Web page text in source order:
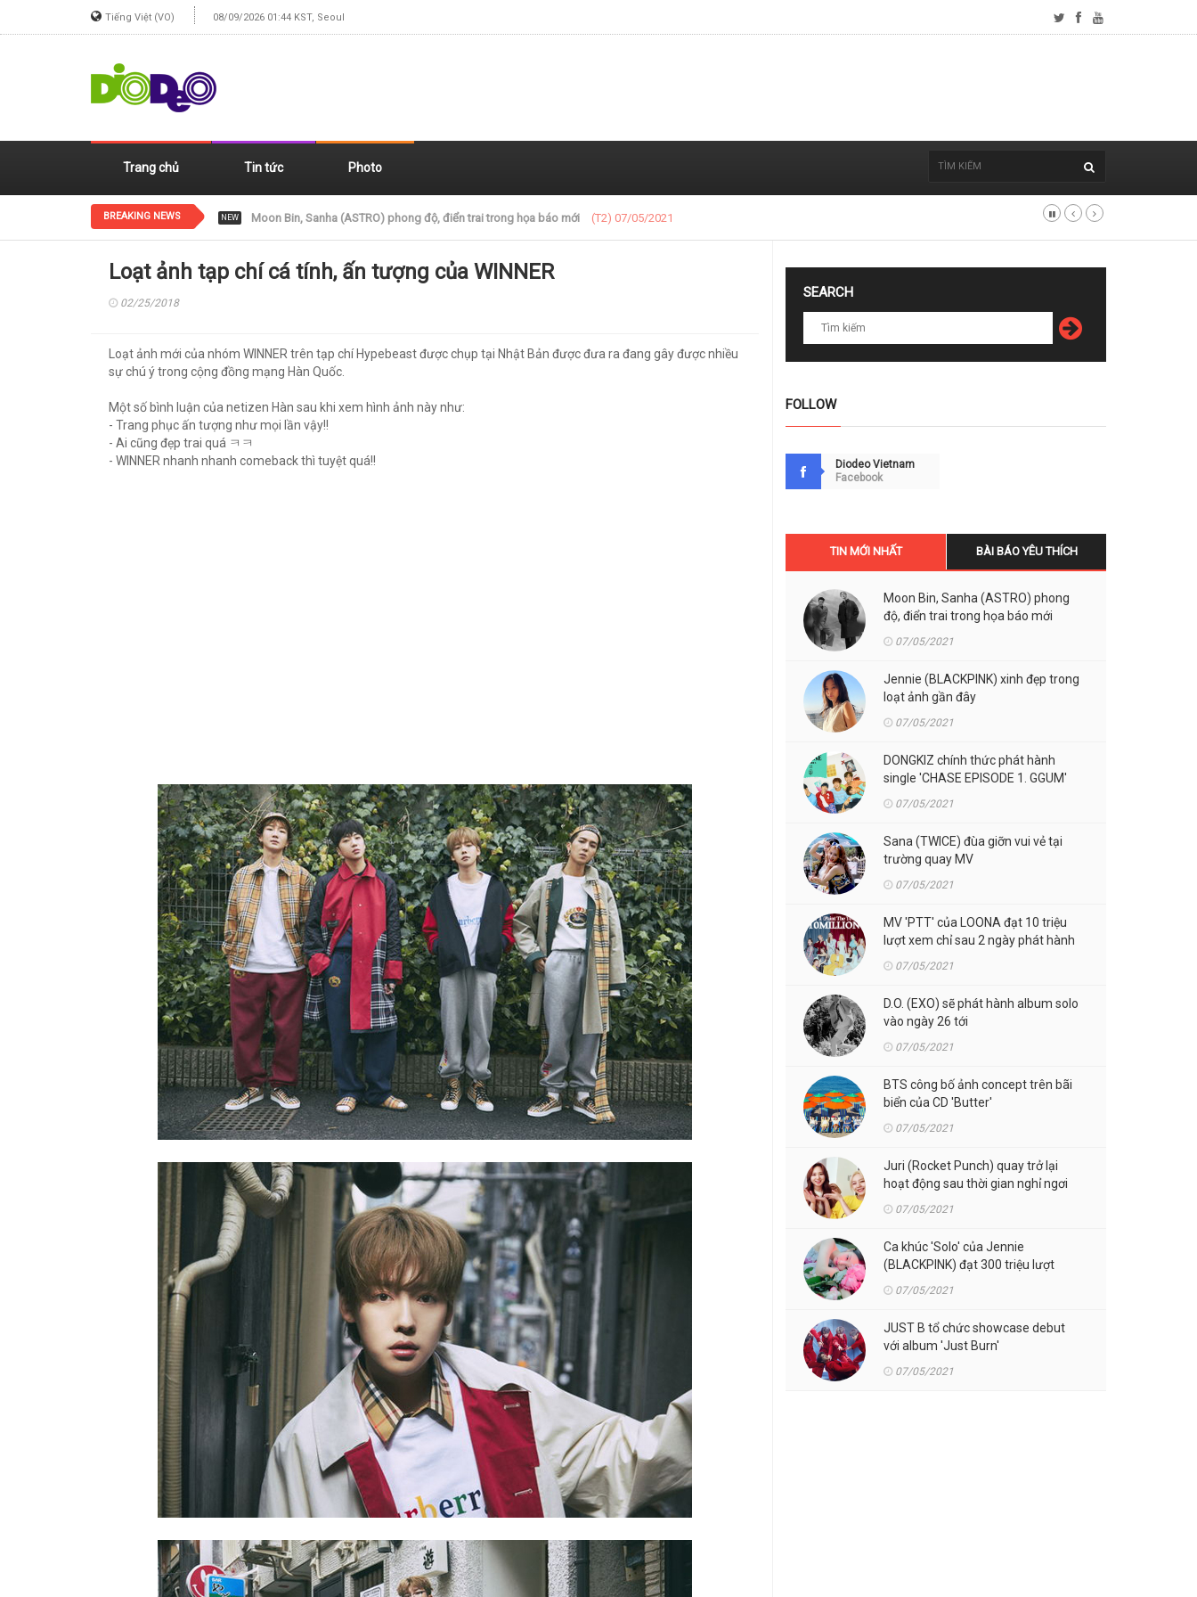
Tiếng Việt (VO) 08/09/2026 01:44 KST, Seoul
Trang chủ Tin tức Photo
BREAKING NEWS NEW Jennie (BLACKPINK) xinh đẹp trong loạt ảnh gần đây (T2) 07/05/2021
Loạt ảnh tạp chí cá tính, ấn tượng của WINNER
02/25/2018
Loạt ảnh mới của nhóm WINNER trên tạp chí Hypebeast được chụp tại Nhật Bản được đưa ra đang gây được nhiều
sự chú ý trong cộng đồng mạng Hàn Quốc.
Một số bình luận của netizen Hàn sau khi xem hình ảnh này như:
- Trang phục ấn tượng như mọi lần vậy!!
- Ai cũng đẹp trai quá ㅋㅋ
- WINNER nhanh nhanh comeback thì tuyệt quá!!
SEARCH
FOLLOW
Diodeo Vietnam
Facebook
TIN MỚI NHẤT BÀI BÁO YÊU THÍCH
Moon Bin, Sanha (ASTRO) phong
độ, điển trai trong họa báo mới
07/05/2021
Jennie (BLACKPINK) xinh đẹp trong
loạt ảnh gần đây
07/05/2021
DONGKIZ chính thức phát hành
single 'CHASE EPISODE 1. GGUM'
07/05/2021
Sana (TWICE) đùa giỡn vui vẻ tại
trường quay MV
07/05/2021
MV 'PTT' của LOONA đạt 10 triệu
lượt xem chỉ sau 2 ngày phát hành
07/05/2021
D.O. (EXO) sẽ phát hành album solo
vào ngày 26 tới
07/05/2021
BTS công bố ảnh concept trên bãi
biển của CD 'Butter'
07/05/2021
Juri (Rocket Punch) quay trở lại
hoạt động sau thời gian nghỉ ngơi
07/05/2021
Ca khúc 'Solo' của Jennie
(BLACKPINK) đạt 300 triệu lượt
07/05/2021
JUST B tổ chức showcase debut
với album 'Just Burn'
07/05/2021